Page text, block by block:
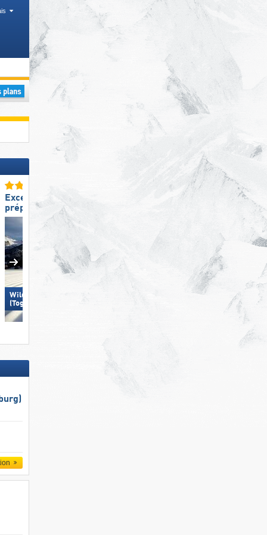
Excellente
préparation des pistes
Wildhaus – Gamserrugg
(Toggenburg)
Excellente
Hohsaas – Saas-Grund